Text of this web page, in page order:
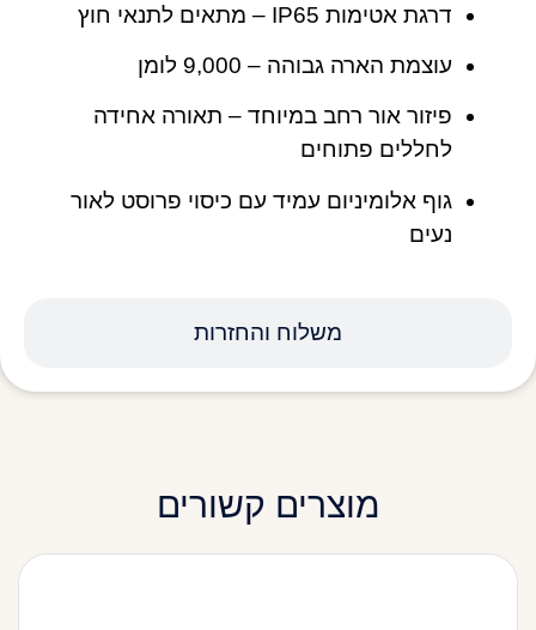
משלוח והחזרות
דרגת אטימות IP65 – מתאים לתנאי חוץ
עוצמת הארה גבוהה – ‎9,000 לומן
פיזור אור רחב במיוחד – תאורה אחידה
לחללים פתוחים
גוף אלומיניום עמיד עם כיסוי פרוסט לאור
נעים
מוצרים קשורים